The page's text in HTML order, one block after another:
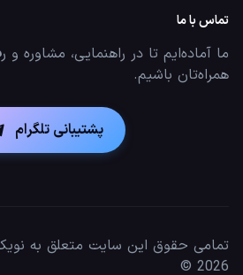
تماس با ما
ما آماده‌ایم تا در راهنمایی، مشاوره
همراه‌تان باشیم.
پشتیبانی تلگرام
تمامی حقوق این سایت متعلق به
2026
©